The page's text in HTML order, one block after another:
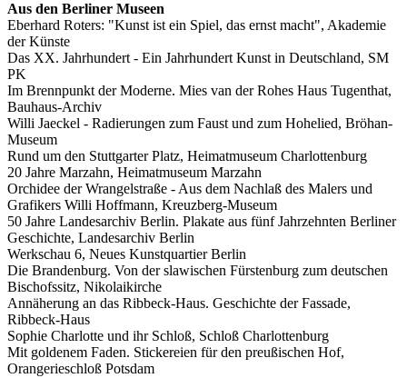
Aus den Berliner Museen
Eberhard Roters: "Kunst ist ein Spiel, das ernst macht", Akademie
der Künste
Das XX. Jahrhundert - Ein Jahrhundert Kunst in Deutschland, SM
PK
Im Brennpunkt der Moderne. Mies van der Rohes Haus Tugenthat,
Bauhaus-Archiv
Willi Jaeckel - Radierungen zum Faust und zum Hohelied, Bröhan-
Museum
Rund um den Stuttgarter Platz, Heimatmuseum Charlottenburg
20 Jahre Marzahn, Heimatmuseum Marzahn
Orchidee der Wrangelstraße - Aus dem Nachlaß des Malers und
Grafikers Willi Hoffmann, Kreuzberg-Museum
50 Jahre Landesarchiv Berlin. Plakate aus fünf Jahrzehnten Berliner
Geschichte, Landesarchiv Berlin
Werkschau 6, Neues Kunstquartier Berlin
Die Brandenburg. Von der slawischen Fürstenburg zum deutschen
Bischofssitz, Nikolaikirche
Annäherung an das Ribbeck-Haus. Geschichte der Fassade,
Ribbeck-Haus
Sophie Charlotte und ihr Schloß, Schloß Charlottenburg
Mit goldenem Faden. Stickereien für den preußischen Hof,
Orangerieschloß Potsdam